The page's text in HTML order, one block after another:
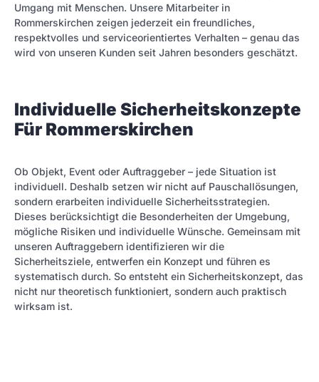
Umgang mit Menschen. Unsere Mitarbeiter in
Rommerskirchen zeigen jederzeit ein freundliches,
respektvolles und serviceorientiertes Verhalten – genau das
wird von unseren Kunden seit Jahren besonders geschätzt.
Individuelle Sicherheitskonzepte
Für Rommerskirchen
Ob Objekt, Event oder Auftraggeber – jede Situation ist
individuell. Deshalb setzen wir nicht auf Pauschallösungen,
sondern erarbeiten individuelle Sicherheitsstrategien.
Dieses berücksichtigt die Besonderheiten der Umgebung,
mögliche Risiken und individuelle Wünsche. Gemeinsam mit
unseren Auftraggebern identifizieren wir die
Sicherheitsziele, entwerfen ein Konzept und führen es
systematisch durch. So entsteht ein Sicherheitskonzept, das
nicht nur theoretisch funktioniert, sondern auch praktisch
wirksam ist.